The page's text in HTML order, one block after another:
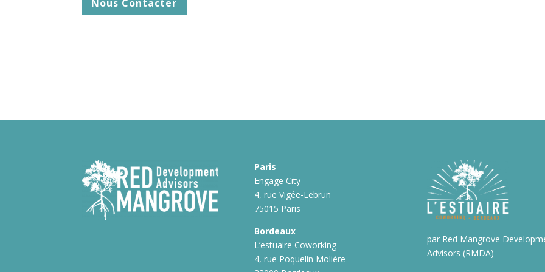
Nous Contacter
Paris
Engage City
4, rue Vigée-Lebrun
75015 Paris
Bordeaux
L’estuaire Coworking
4, rue Poquelin Molière
par Red Mangrove
Advisors (RMDA)